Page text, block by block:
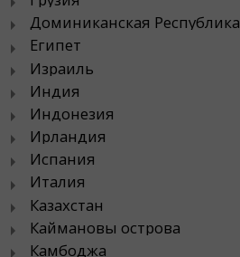
Доминиканская Республика
Египет
Израиль
Индия
Индонезия
Ирландия
Испания
Италия
Казахстан
Каймановы острова
Камбоджа